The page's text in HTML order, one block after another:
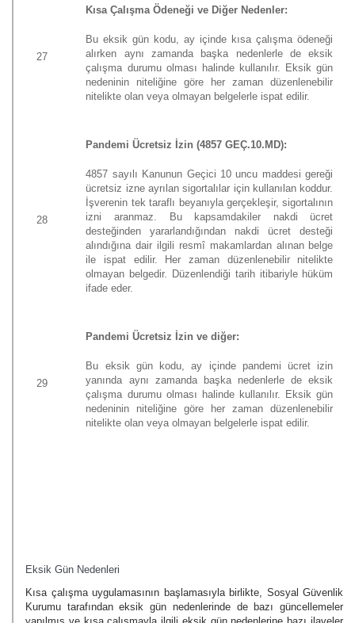
27
Kısa Çalışma Ödeneği ve Diğer Nedenler:
Bu eksik gün kodu, ay içinde kısa çalışma ödeneği
alırken aynı zamanda başka nedenlerle de eksik
çalışma durumu olması halinde kullanılır. Eksik gün
nedeninin niteliğine göre her zaman düzenlenebilir
nitelikte olan veya olmayan belgelerle ispat edilir.
28
Pandemi Ücretsiz İzin (4857 GEÇ.10.MD):
4857 sayılı Kanunun Geçici 10 uncu maddesi gereği
ücretsiz izne ayrılan sigortalılar için kullanılan koddur.
İşverenin tek taraflı beyanıyla gerçekleşir, sigortalının
izni aranmaz. Bu kapsamdakiler nakdi ücret
desteğinden yararlandığından nakdi ücret desteği
alındığına dair ilgili resmî makamlardan alınan belge
ile ispat edilir. Her zaman düzenlenebilir nitelikte
olmayan belgedir. Düzenlendiği tarih itibariyle hüküm
ifade eder.
29
Pandemi Ücretsiz İzin ve diğer:
Bu eksik gün kodu, ay içinde pandemi ücret izin
yanında aynı zamanda başka nedenlerle de eksik
çalışma durumu olması halinde kullanılır. Eksik gün
nedeninin niteliğine göre her zaman düzenlenebilir
nitelikte olan veya olmayan belgelerle ispat edilir.
Eksik Gün Nedenleri
Kısa çalışma uygulamasının başlamasıyla birlikte, Sosyal Güvenlik
Kurumu tarafından eksik gün nedenlerinde de bazı güncellemeler